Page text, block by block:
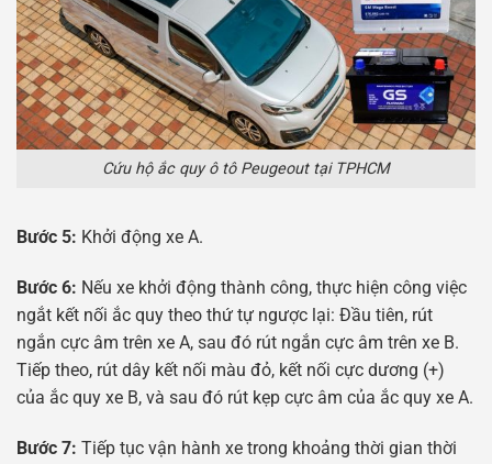
Cứu hộ ắc quy ô tô Peugeout tại TPHCM
Bước 5: Khởi động xe A.
Bước 6: Nếu xe khởi động thành công, thực hiện công việc
ngắt kết nối ắc quy theo thứ tự ngược lại: Đầu tiên, rút ​​
ngắn cực âm trên xe A, sau đó rút ngắn cực âm trên xe B.
Tiếp theo, rút ​​dây kết nối màu đỏ, kết nối cực dương (+)
của ắc quy xe B, và sau đó rút kẹp cực âm của ắc quy xe A.
Bước 7: Tiếp tục vận hành xe trong khoảng thời gian thời